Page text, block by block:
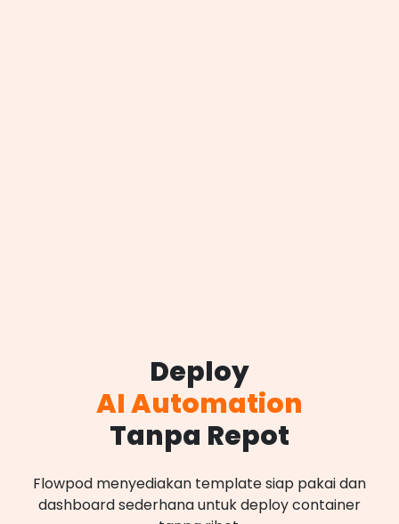
Deploy
AI Automation
Tanpa Repot
Flowpod menyediakan template siap pakai dan
dashboard sederhana untuk deploy container